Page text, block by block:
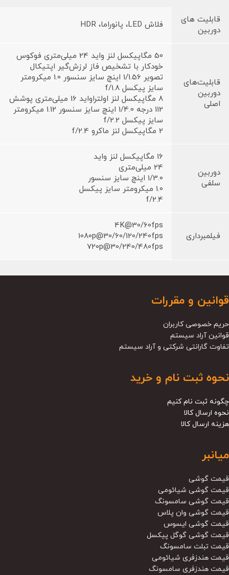
قابلیت های
دوربین
فلاش LED، پانوراما، HDR
قابلیت‌های
دوربین
اصلی
50 مگاپیکسل لنز واید 24 میلی‌متری فوکوس
خودکار با تشخیص فاز لرزش‌گیر اپتیکال
تصویر 1/1.56 اینچ سایز سنسور 1.0 میکرومتر
سایز پیکسل f/1.8
8 مگاپیکسل لنز اولتراواید 16 میلی‌متری پوشش
112 درجه 1/4.0 اینچ سایز سنسور 1.12 میکرومتر
سایز پیکسل f/2.2
2 مگاپیکسل لنز ماکرو f/2.4
دوربین
سلفی
16 مگاپیکسل لنز واید
24 میلی‌متری
1/3.0 اینچ سایز سنسور
1.0 میکرومتر سایز پیکسل
f/2.4
فیلمبرداری
4K@30/60fps
1080p@30/60/120/240fps
720p@30/240/480fps
قوانین و مقررات
حریم خصوصی کاربران
قوانین آراد سیستم
تفاوت گارانتی شرکتی و آراد سیستم
نحوه ثبت نام و خرید
چگونه ثبت نام کنیم
نحوه ارسال کالا
هزینه ارسال کالا
میانبر
قیمت گوشی
قیمت گوشی شیائومی
قیمت گوشی سامسونگ
قیمت گوشی وان پلاس
قیمت گوشی ایسوس
قیمت گوشی گوگل پیکسل
قیمت تبلت سامسونگ
قیمت هندزفری شیائومی
قیمت هندزفری سامسونگ